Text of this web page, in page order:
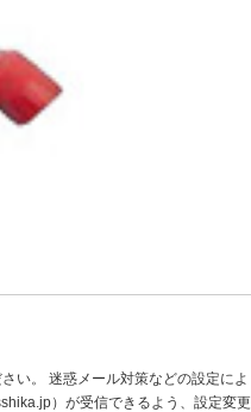
い。 迷惑メール対策などの設定によ
）が受信できるよう、設定変更